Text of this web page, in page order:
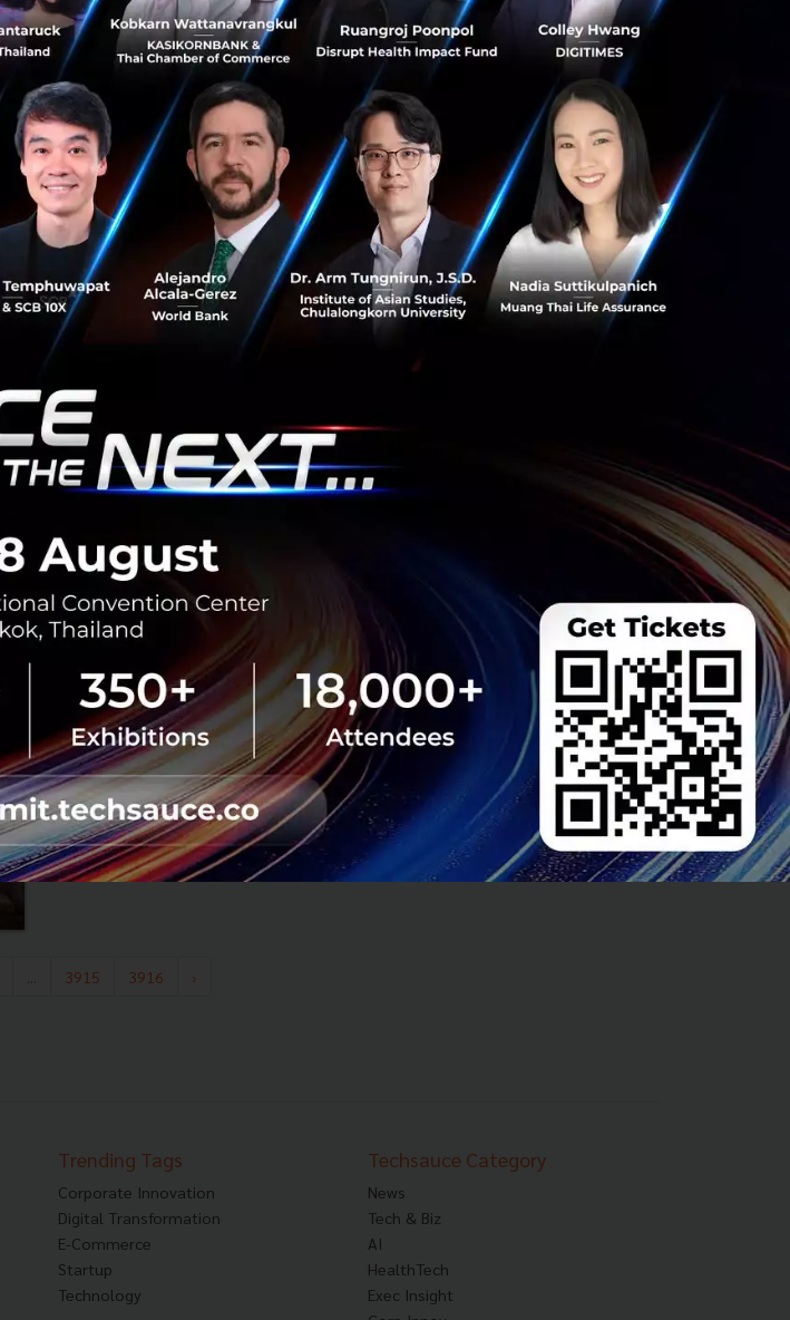
0
News TWF Tiger Woods
ก.ล.ต. ร่วมกับ 7 หน่วยงานพันธมิตรจัดโครงการ “FinTech
Challenge” ประกวดผลงานนวัตกรรม FinTech
ก.ล.ต. กับ 7 หน่วยงานพันธมิตรร่วมส่งเสริมความรู้และการพัฒนาด้านฟินเทคด้วยการจัด
โครงการ "FinTech Challenge" เพื่อสร้างสรรค์ผลงานนวัตกรรมด้านการเงิน การลงทุน และ
การประกันภัย ชิงทุนกว...
ตุลาคม 19, 2016 Techsauce Team
News
กรณีศึกษา: การนำ Blockchain มาใช้กับธุรกิจค้าหมูในจีนโดย
Walmart
มาอีกภาคธุรกิจที่ขยับเข้ามาใช้เทคโนโลยี Blockchain เมื่อ Walmart ยักษ์ใหญ่ด้านธุรกิจค้า
ปลีกกำลังพัฒนาโครงการ Supply Chain ช่วยภาคธุรกิจค้าหมูในจีน......
ตุลาคม 19, 2016| ByTechsauce Team
News China Walmart Blockchain Supply Chain
3915 3916 ›
Trending Tags
Corporate Innovation
Digital Transformation
E-Commerce
Startup
Technology
Techsauce Category
News
Tech & Biz
AI
HealthTech
Exec Insight